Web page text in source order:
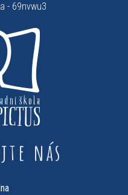
- 69nvwu3
nás